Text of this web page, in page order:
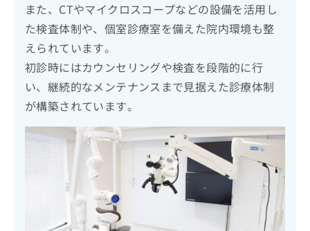
また、CTやマイクロスコープなどの設備を活用し
た検査体制や、個室診療室を備えた院内環境も整
えられています。
初診時にはカウンセリングや検査を段階的に行
い、継続的なメンテナンスまで見据えた診療体制
が構築されています。